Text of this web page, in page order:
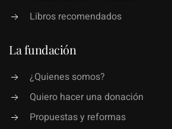
Libros recomendados
La fundación
¿Quienes somos?
Quiero hacer una donación
Propuestas y reformas